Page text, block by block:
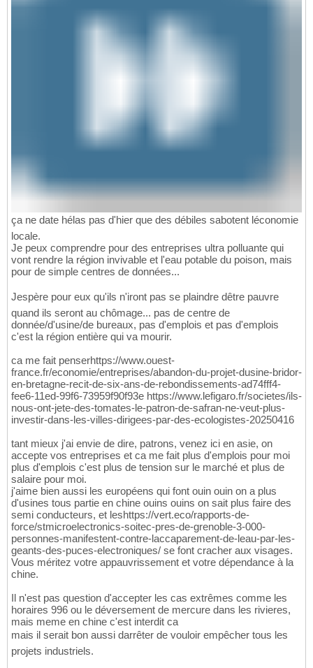
ça ne date hélas pas d'hier que des débiles sabotent léconomie
locale.
Je peux comprendre pour des entreprises ultra polluante qui
vont rendre la région invivable et l'eau potable du poison, mais
pour de simple centres de données...
Jespère pour eux qu'ils n'iront pas se plaindre dêtre pauvre
quand ils seront au chômage... pas de centre de
donnée/d'usine/de bureaux, pas d'emplois et pas d'emplois
c'est la région entière qui va mourir.
ca me fait penserhttps://www.ouest-
france.fr/economie/entreprises/abandon-du-projet-dusine-bridor-
en-bretagne-recit-de-six-ans-de-rebondissements-ad74fff4-
fee6-11ed-99f6-73959f90f93e https://www.lefigaro.fr/societes/ils-
nous-ont-jete-des-tomates-le-patron-de-safran-ne-veut-plus-
investir-dans-les-villes-dirigees-par-des-ecologistes-20250416
tant mieux j'ai envie de dire, patrons, venez ici en asie, on
accepte vos entreprises et ca me fait plus d'emplois pour moi
plus d'emplois c'est plus de tension sur le marché et plus de
salaire pour moi.
j'aime bien aussi les européens qui font ouin ouin on a plus
d'usines tous partie en chine ouins ouins on sait plus faire des
semi conducteurs, et leshttps://vert.eco/rapports-de-
force/stmicroelectronics-soitec-pres-de-grenoble-3-000-
personnes-manifestent-contre-laccaparement-de-leau-par-les-
geants-des-puces-electroniques/ se font cracher aux visages.
Vous méritez votre appauvrissement et votre dépendance à la
chine.
Il n'est pas question d'accepter les cas extrêmes comme les
horaires 996 ou le déversement de mercure dans les rivieres,
mais meme en chine c'est interdit ca
mais il serait bon aussi darrêter de vouloir empêcher tous les
projets industriels.